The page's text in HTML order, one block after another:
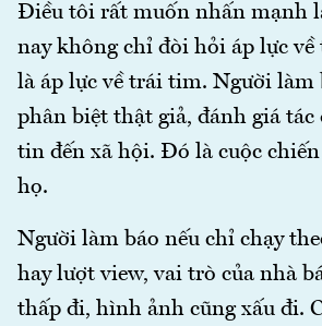
Điều tôi rất muốn nhấn mạnh
nay không chỉ đòi hỏi áp lực
là áp lực về trái tim. Người làm
phân biệt thật giả, đánh giá tác
tin đến xã hội. Đó là cuộc
họ.
Người làm báo nếu chỉ chạy
hay lượt view, vai trò của nhà
thấp đi, hình ảnh cũng xấu đi.